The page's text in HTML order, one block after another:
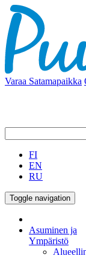
Varaa Satamapaikka
FI
EN
RU
Toggle navigation
Asuminen ja
Ympäristö